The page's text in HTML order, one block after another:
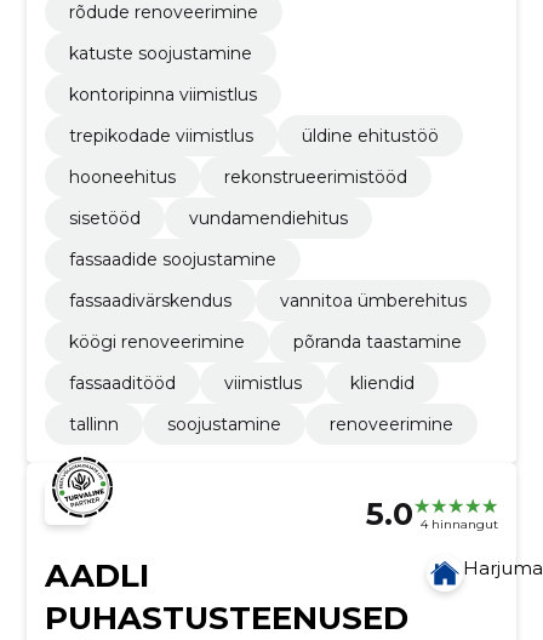
rõdude renoveerimine
katuste soojustamine
kontoripinna viimistlus
trepikodade viimistlus
üldine ehitustöö
hooneehitus
rekonstrueerimistööd
sisetööd
vundamendiehitus
fassaadide soojustamine
fassaadivärskendus
vannitoa ümberehitus
köögi renoveerimine
põranda taastamine
fassaaditööd
viimistlus
kliendid
tallinn
soojustamine renoveerimine
5.0 4 hinnangut
AADLI
PUHASTUSTEENUSED